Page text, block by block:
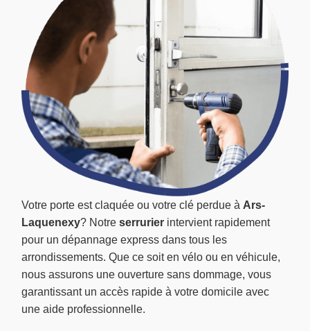
Votre porte est claquée ou votre clé perdue à Ars-
Laquenexy? Notre serrurier intervient rapidement
pour un dépannage express dans tous les
arrondissements. Que ce soit en vélo ou en véhicule,
nous assurons une ouverture sans dommage, vous
garantissant un accès rapide à votre domicile avec
une aide professionnelle.